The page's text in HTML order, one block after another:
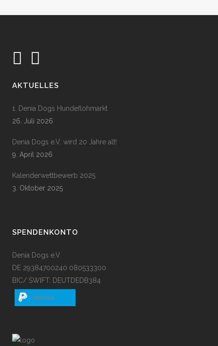
AKTUELLES
1. Denia Dogs Hundeflohmarkt
26. Juli 2026
Denia Dogs e.V. wird 20 Jahre alt!
9. April 2026
Kalenderwettbewerb 2025
3. Oktober 2025
SPENDENKONTO
Denia Dogs e.V.
DE 29384700240 080533300
BIC/ SWIFT: DEUTDEDB384
spenden